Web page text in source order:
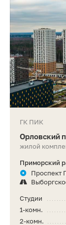
ГК ПИК
Орловский
жилой
Приморский
Проспект
Студии
1-комн.
2-комн.